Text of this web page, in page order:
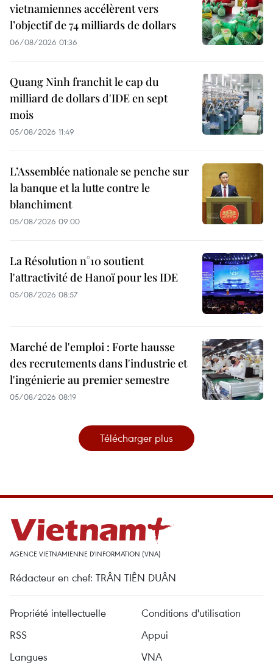
vietnamiennes accélèrent vers
l’objectif de 74 milliards de dollars
06/08/2026 01:36
Quang Ninh franchit le cap du
milliard de dollars d'IDE en sept
mois
05/08/2026 11:49
L’Assemblée nationale se penche sur
la banque et la lutte contre le
blanchiment
05/08/2026 09:00
La Résolution n°10 soutient
l'attractivité de Hanoï pour les IDE
05/08/2026 08:57
Marché de l'emploi : Forte hausse
des recrutements dans l'industrie et
l'ingénierie au premier semestre
05/08/2026 08:19
Télécharger plus
AGENCE VIETNAMIENNE D'INFORMATION (VNA)
Rédacteur en chef: TRÂN TIÊN DUÂN
Propriété intellectuelle
Conditions d'utilisation
RSS
Appui
Langues
VNA